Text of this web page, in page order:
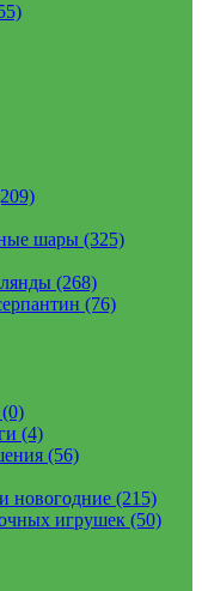
шары (325)
(268)
(76)
(4)
(56)
новогодние (215)
игрушек (50)